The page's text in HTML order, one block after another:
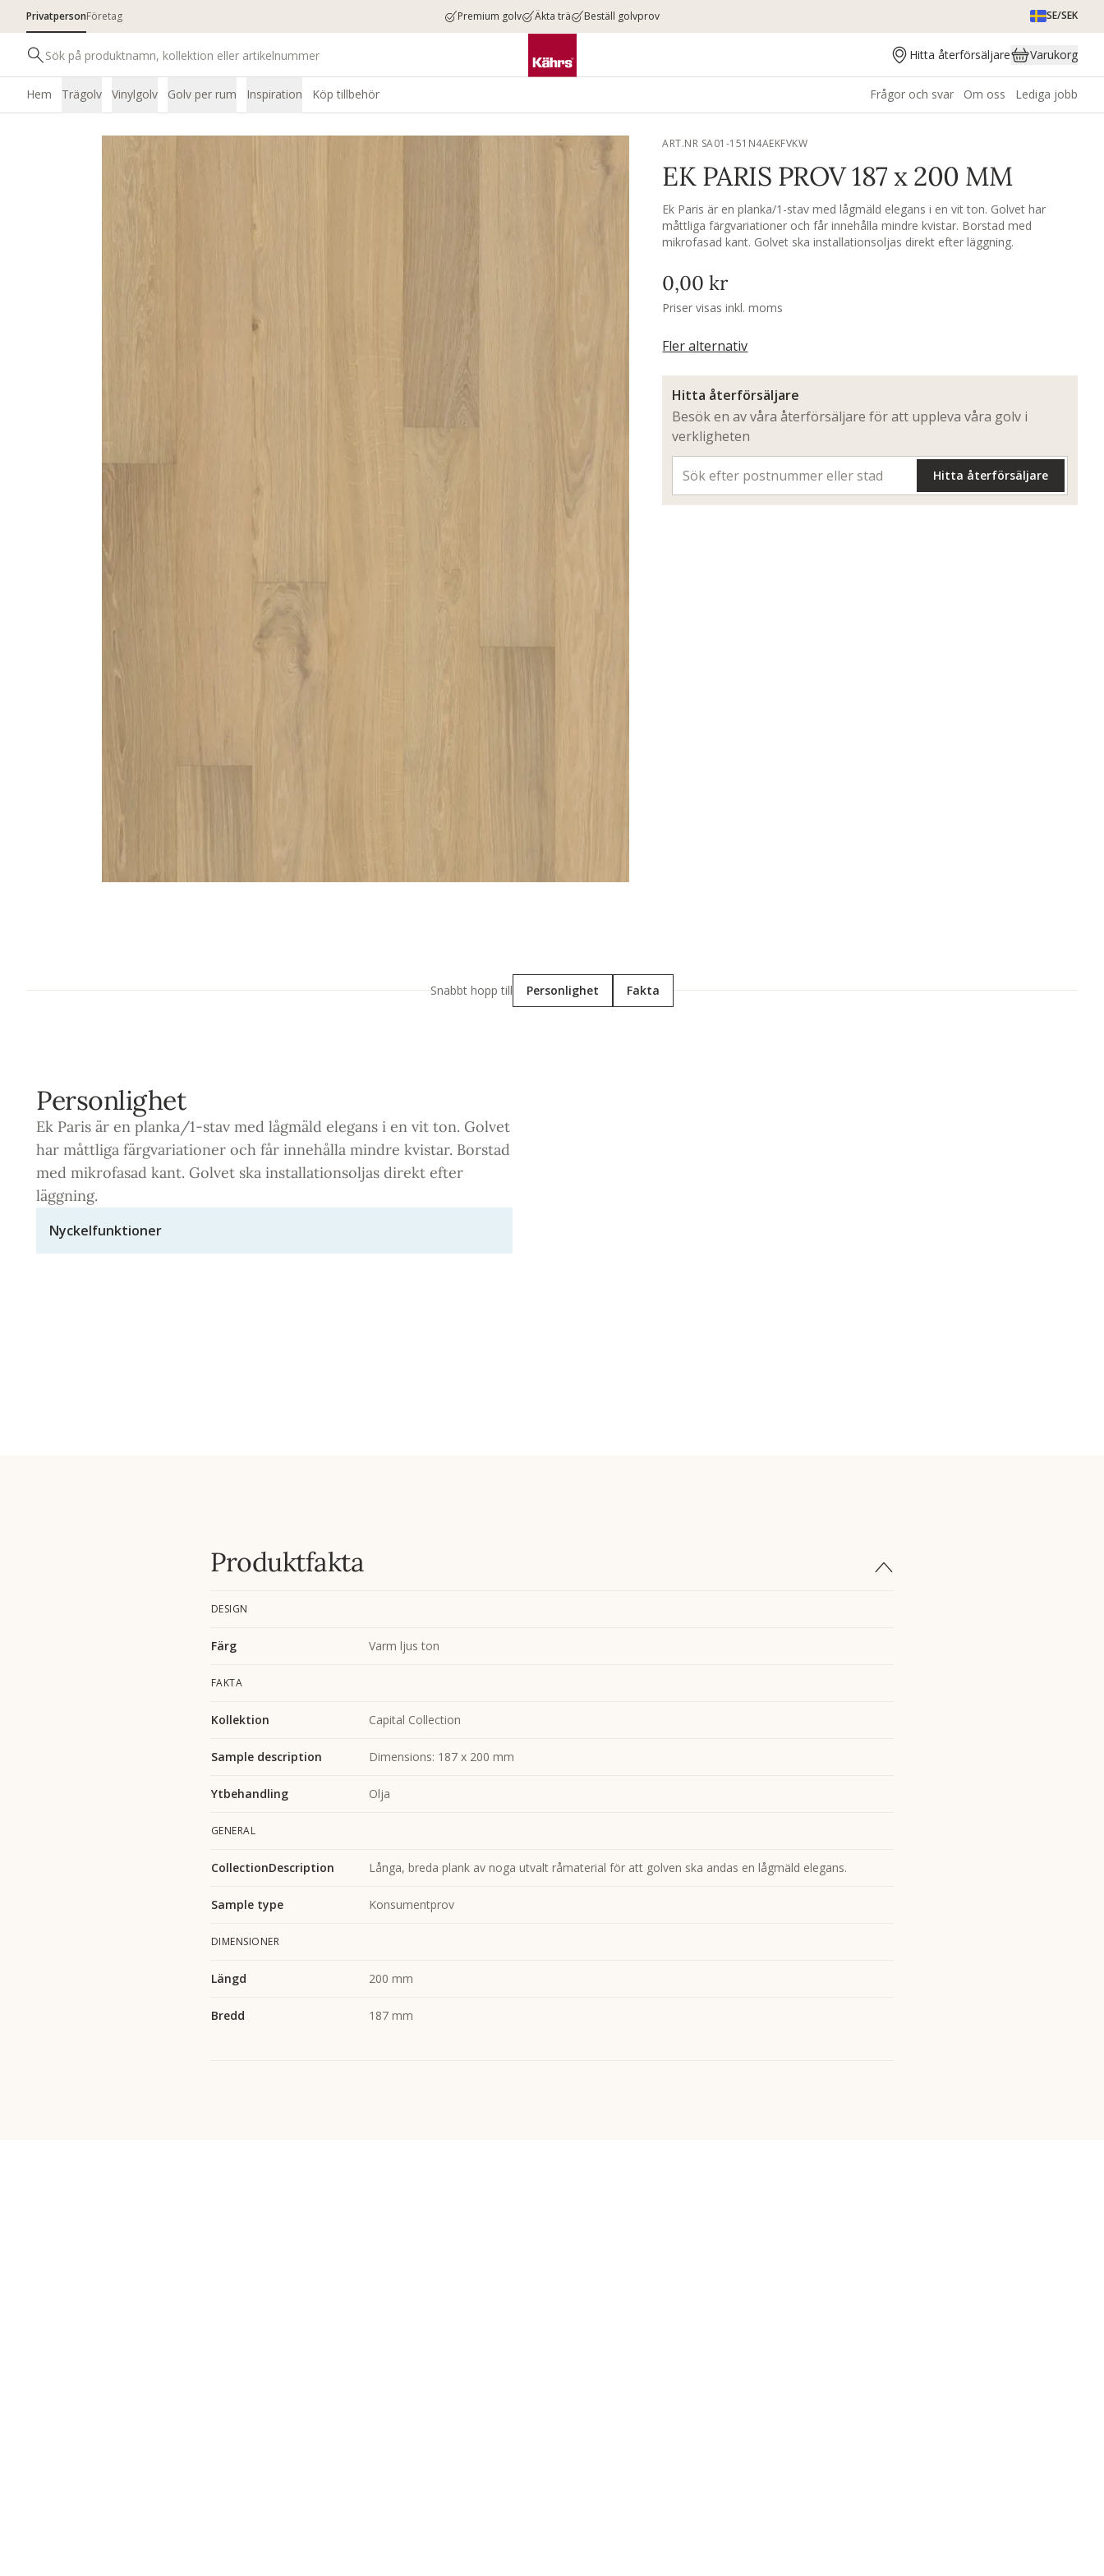
PrivatpersonFöretag Premium golv Äkta trä Beställ golvprov SE/SEK
Hitta återförsäljare Varukorg
Hem Trägolv Vinylgolv Golv per rum Inspiration Köp tillbehör Frågor och svar Om oss Lediga jobb
ART.NR SA01-151N4AEKFVKW
EK PARIS PROV 187 x 200 MM
Ek Paris är en planka/1-stav med lågmäld elegans i en vit ton. Golvet har
måttliga färgvariationer och får innehålla mindre kvistar. Borstad med
mikrofasad kant. Golvet ska installationsoljas direkt efter läggning.
0,00 kr
Priser visas inkl. moms
Fler alternativ
Hitta återförsäljare
Besök en av våra återförsäljare för att uppleva våra golv i
verkligheten
Hitta återförsäljare
Snabbt hopp till Personlighet Fakta
Personlighet
Ek Paris är en planka/1-stav med lågmäld elegans i en vit ton. Golvet
har måttliga färgvariationer och får innehålla mindre kvistar. Borstad
med mikrofasad kant. Golvet ska installationsoljas direkt efter
läggning.
Nyckelfunktioner
Produktfakta
DESIGN
Färg Varm ljus ton
FAKTA
Kollektion Capital Collection
Sample description Dimensions: 187 x 200 mm
Ytbehandling Olja
GENERAL
CollectionDescription Långa, breda plank av noga utvalt råmaterial för att golven ska andas en lågmäld elegans.
Sample type Konsumentprov
DIMENSIONER
Längd 200 mm
Bredd 187 mm